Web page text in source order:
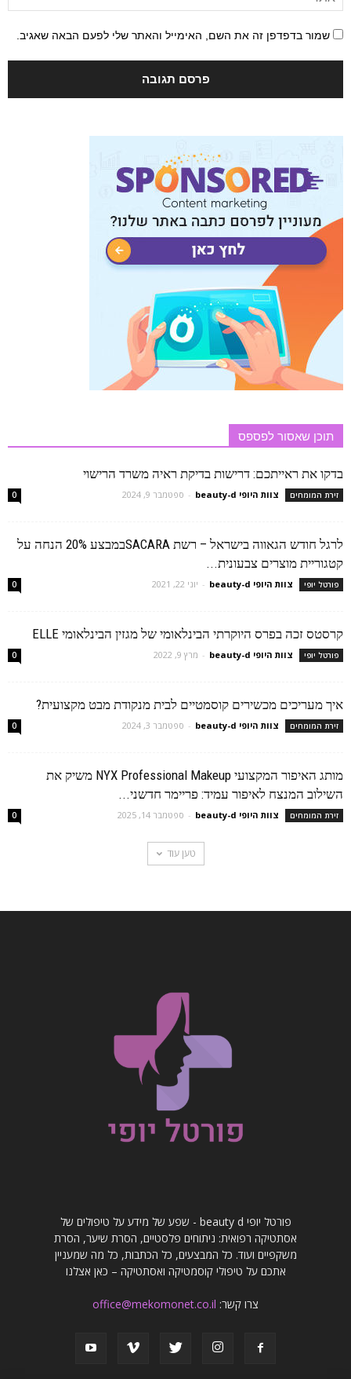
שמור בדפדפן זה את השם, האימייל והאתר שלי לפעם הבאה שאגיב.
תוכן שאסור לפספס
בדקו את ראייתכם: דרישות בדיקת ראיה משרד הרישוי
זירת המומחים צוות היופי beauty-d - ספטמבר 9, 2024 0
לרגל חודש הגאווה בישראל – רשת SACARAבמבצע 20% הנחה על
קטגוריית מוצרים צבעונית...
פורטל יופי צוות היופי beauty-d - יוני 22, 2021 0
קרסטס זכה בפרס היוקרתי הבינלאומי של מגזין הבינלאומי ELLE
פורטל יופי צוות היופי beauty-d - מרץ 9, 2022 0
איך מעריכים מכשירים קוסמטיים לבית מנקודת מבט מקצועית?
זירת המומחים צוות היופי beauty-d - ספטמבר 3, 2024 0
מותג האיפור המקצועי NYX Professional Makeup משיק את
השילוב המנצח לאיפור עמיד: פריימר חדשני...
זירת המומחים צוות היופי beauty-d - ספטמבר 14, 2025 0
טען עוד
פורטל יופי beauty d - שפע של מידע על טיפולים של
אסתטיקה רפואית: ניתוחים פלסטיים, הסרת שיער, הסרת
משקפיים ועוד. כל המבצעים, כל הכתבות, כל מה שמעניין
אתכם על טיפולי קוסמטיקה ואסתטיקה – כאן אצלנו
צרו קשר: office@mekomonet.co.il